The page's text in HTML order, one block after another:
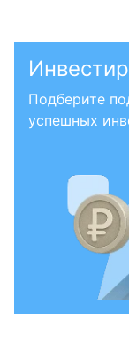
Подберите
успешных